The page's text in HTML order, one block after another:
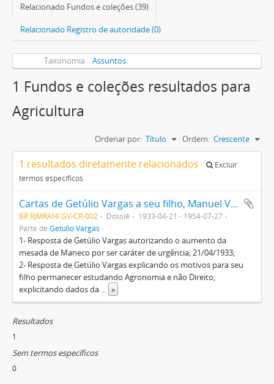
Relacionado Fundos e coleções (39)
Relacionado Registro de autoridade (0)
Taxonomia Assuntos
1 Fundos e coleções resultados para
Agricultura
Ordenar por: Título Ordem: Crescente
1 resultados diretamente relacionados
Excluir
termos específicos
Cartas de Getúlio Vargas a seu filho, Manuel Vargas (Maneco), contendo observações relativas a assuntos pessoais e a comentários sobre questões políticas do Estado do Rio Grande do Sul
BR RJMRAHI GV-CR-002 Dossiê
1933-04-21 - 1954-07-27
Parte de Getúlio Vargas
1- Resposta de Getúlio Vargas autorizando o aumento da
mesada de Maneco por ser caráter de urgência; 21/04/1933;
2- Resposta de Getúlio Vargas explicando os motivos para seu
filho permanecer estudando Agronomia e não Direito,
explicitando dados da ... »
Resultados
1
Sem termos específicos
0